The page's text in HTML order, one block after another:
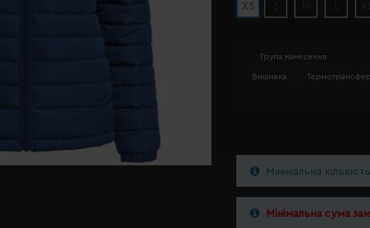
XS
Група нанесення
Вишивка
Мінімальна
Мінімальна сума